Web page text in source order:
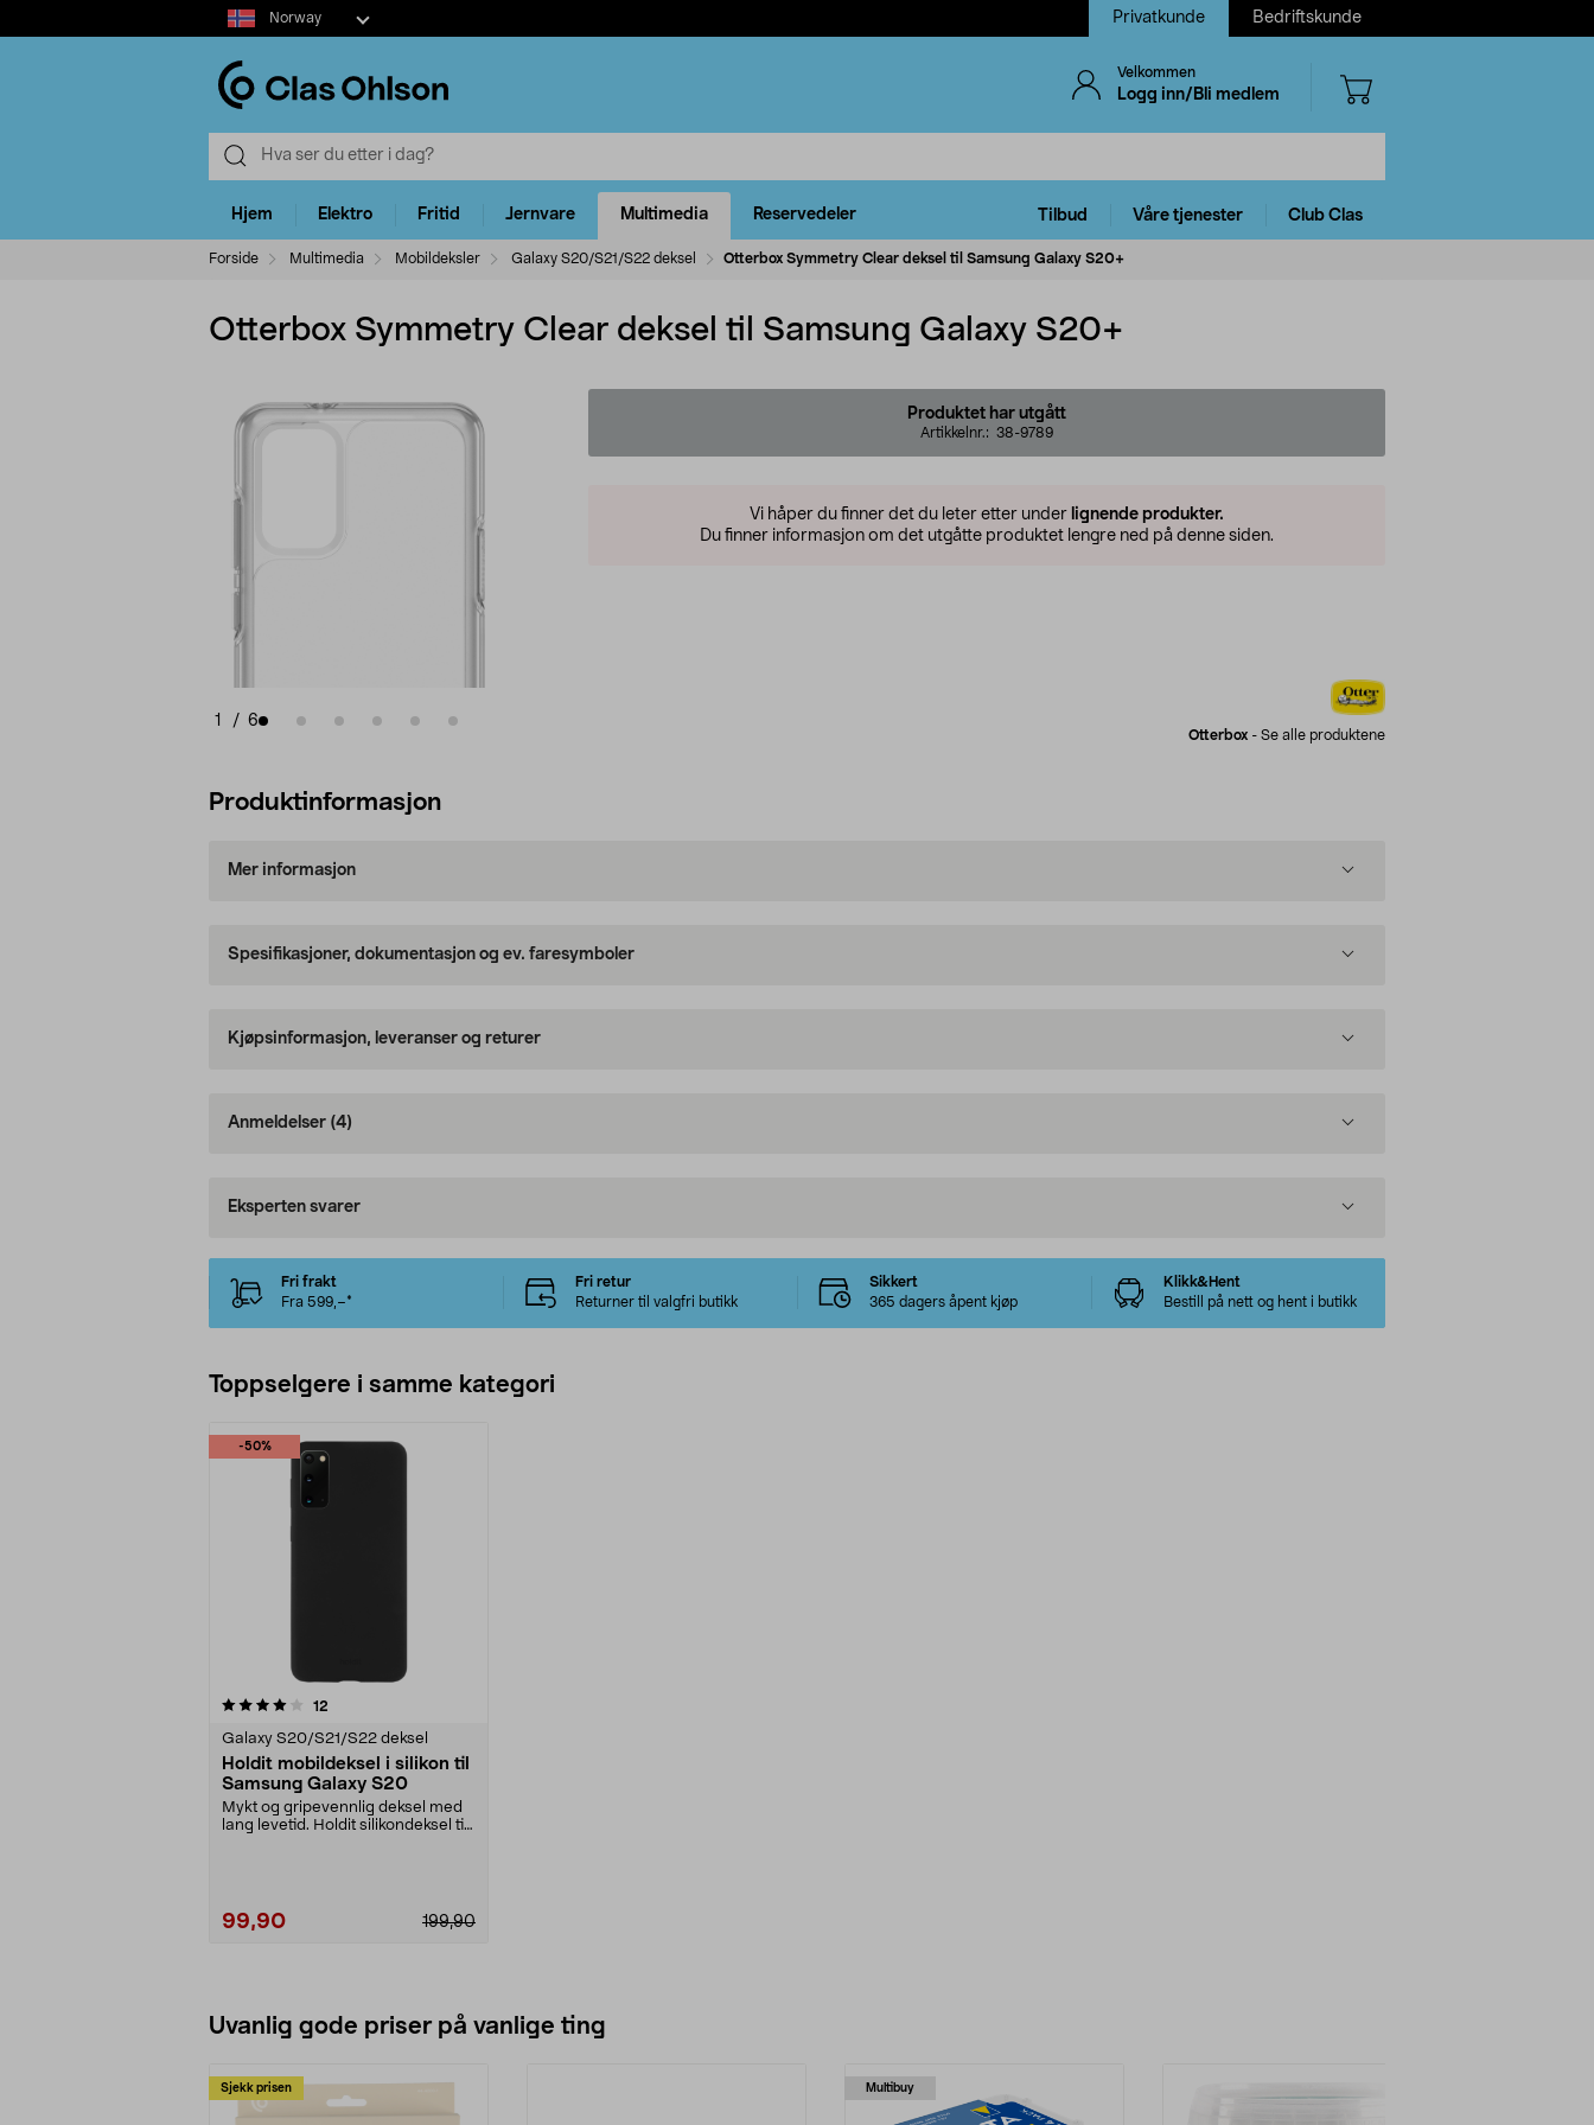
Select
market
Norway Privatkunde Bedriftskunde
Velkommen
Logg inn/Bli medlem
Hjem Elektro Fritid Jernvare Multimedia Reservedeler Tilbud Våre tjenester Club Clas
Forside Multimedia Mobildeksler Galaxy S20/S21/S22 deksel Otterbox Symmetry Clear deksel til Samsung Galaxy S20+
Otterbox Symmetry Clear deksel til Samsung Galaxy S20+
1 / 6
Produktet har utgått
Artikkelnr.: 38-9789
Vi håper du finner det du leter etter under lignende produkter.
Du finner informasjon om det utgåtte produktet lengre ned på denne siden.
Otterbox - Se alle produktene
Produktinformasjon
Mer informasjon
Spesifikasjoner, dokumentasjon og ev. faresymboler
Kjøpsinformasjon, leveranser og returer
Anmeldelser (4)
Eksperten svarer
Fri frakt
Fra 599,–*
Fri retur
Returner til valgfri butikk
Sikkert
365 dagers åpent kjøp
Klikk&Hent
Bestill på nett og hent i butikk
Toppselgere i samme kategori
-50%
12
Galaxy S20/S21/S22 deksel
Holdit mobildeksel i silikon til
Samsung Galaxy S20
Mykt og gripevennlig deksel med
lang levetid. Holdit silikondeksel til
99,90 199,90
Uvanlig gode priser på vanlige ting
Sjekk prisen Multibuy